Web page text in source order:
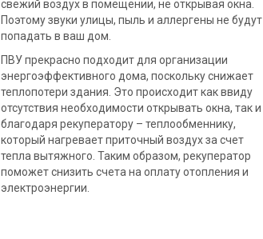
свежий воздух в помещении, не открывая окна.
Поэтому звуки улицы, пыль и аллергены не будут
попадать в ваш дом.
ПВУ прекрасно подходит для организации
энергоэффективного дома, поскольку снижает
теплопотери здания. Это происходит как ввиду
отсутствия необходимости открывать окна, так и
благодаря рекуператору – теплообменнику,
который нагревает приточный воздух за счет
тепла вытяжного. Таким образом, рекуператор
поможет снизить счета на оплату отопления и
электроэнергии.